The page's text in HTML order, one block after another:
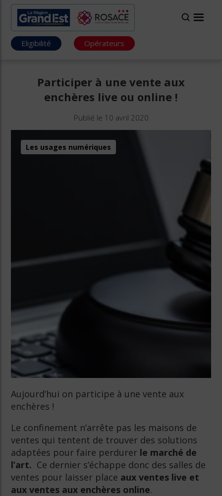
Eligibilité Opérateurs
Participer à une vente aux
enchères live ou online !
Publié le 10 avril 2020
Les usages numériques
Aujourd’hui on participe à une vente aux
enchères !
Le confinement n’arrête pas les maisons de
ventes qui tentent de trouver des solutions
adaptées pour faire perdurer le marché de
l’art. Ce dernier s’échappe donc des salles de
ventes pour laisser place aux ventes live et
aux ventes aux enchères online.